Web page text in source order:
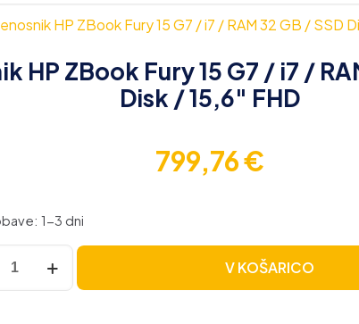
HP ZBook Fury 15 G7 / i7 / RAM 32 GB / SSD
HP ZBook Fury 15 G7 / i7 /
Disk / 15,6″ FHD
799,76€
1-3 dni
V KOŠARICO